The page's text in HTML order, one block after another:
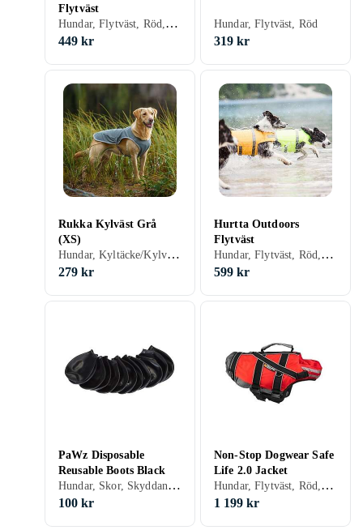
Flytväst
Hundar, Flytväst, Röd, M, L, XL
449 kr
Hundar, Flytväst, Röd
319 kr
Rukka Kylväst Grå
(XS)
Hundar, Kyltäcke/Kylväst, Grå, XS
279 kr
Hurtta Outdoors
Flytväst
Hundar, Flytväst, Röd, Gul, Orange, XS
599 kr
PaWz Disposable
Reusable Boots Black
Hundar, Skor, Skyddande Body, Svart, S, M, L, XS
100 kr
Non-Stop Dogwear Safe
Life 2.0 Jacket
Hundar, Flytväst, Röd, Orange, S
1 199 kr